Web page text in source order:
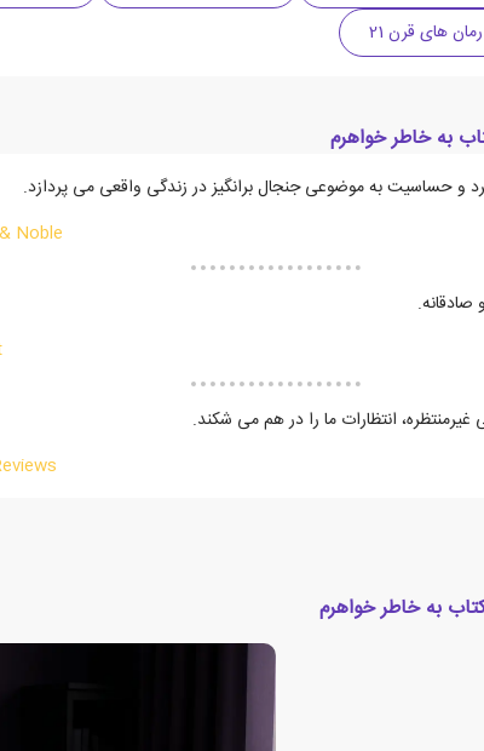
های قرن 21
به خاطر خواهرم
و حساسیت به موضوعی جنجال برانگیز در زندگی واقعی می پردازد.
Noble
صادقانه.
غیرمنتظره، انتظارات ما را در هم می شکند.
به خاطر خواهرم